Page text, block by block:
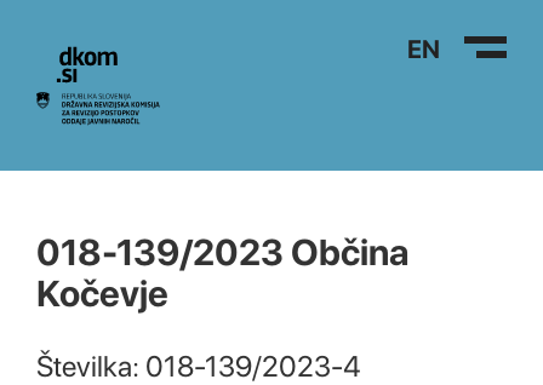
Na vsebino EN
018-139/2023 Občina
Kočevje
Številka: 018-139/2023-4